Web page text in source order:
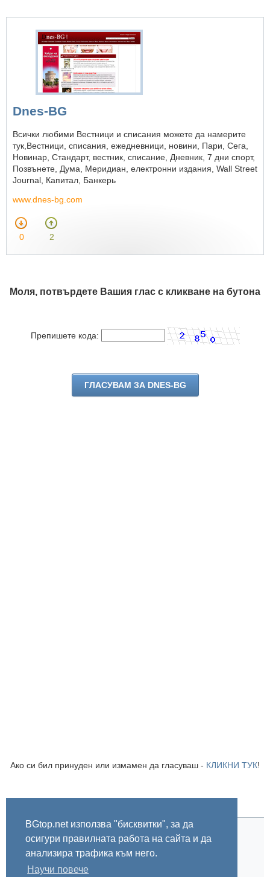
BGtop.net използва "бисквитки", за да
осигури правилната работа на сайта и да
анализира трафика към него.
Научи повече
Dnes-BG
Всички любими Вестници и списания можете да намерите
тук,Вестници, списания, ежедневници, новини, Пари, Сега,
Новинар, Стандарт, вестник, списание, Дневник, 7 дни спорт,
Позвънете, Дума, Меридиан, електронни издания, Wall Street
Journal, Капитал, Банкерь
www.dnes-bg.com
0 2
Моля, потвърдете Вашия глас с кликване на бутона
Препишете кода:
Ако си бил принуден или измамен да гласуваш - КЛИКНИ ТУК!
Начало Правила За BGtop.net
Пишете ни
Линк за гласуване
Бисквитки Поверителност
© 2002-2026 BGtop.net